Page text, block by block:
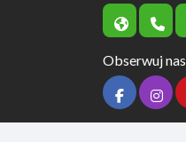
Obserwuj nas